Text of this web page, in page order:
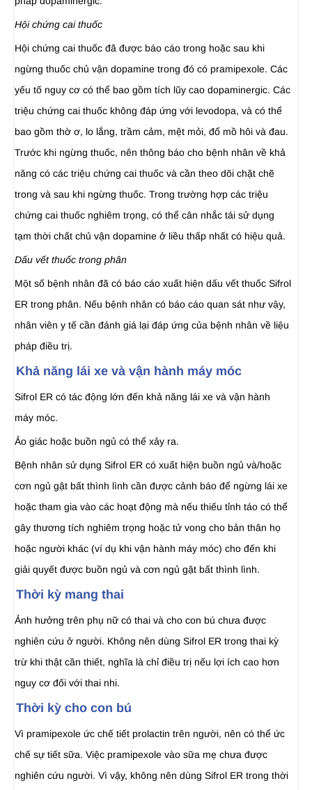
Hội chứng cai thuốc
Hội chứng cai thuốc đã được báo cáo trong hoặc sau khi
ngừng thuốc chủ vận dopamine trong đó có pramipexole. Các
yếu tố nguy cơ có thể bao gồm tích lũy cao dopaminergic. Các
triệu chứng cai thuốc không đáp ứng với levodopa, và có thể
bao gồm thờ ơ, lo lắng, trầm cảm, mệt mỏi, đổ mồ hôi và đau.
Trước khi ngừng thuốc, nên thông báo cho bệnh nhân về khả
năng có các triệu chứng cai thuốc và cần theo dõi chặt chẽ
trong và sau khi ngừng thuốc. Trong trường hợp các triệu
chứng cai thuốc nghiêm trọng, có thể cân nhắc tái sử dụng
tạm thời chất chủ vận dopamine ở liều thấp nhất có hiệu quả.
Dấu vết thuốc trong phân
Một số bệnh nhân đã có báo cáo xuất hiện dấu vết thuốc Sifrol
ER trong phân. Nếu bệnh nhân có báo cáo quan sát như vậy,
nhân viên y tế cần đánh giá lại đáp ứng của bệnh nhân về liệu
pháp điều trị.
Khả năng lái xe và vận hành máy móc
Sifrol ER có tác động lớn đến khả năng lái xe và vận hành
máy móc.
Ảo giác hoặc buồn ngủ có thể xảy ra.
Bệnh nhân sử dụng Sifrol ER có xuất hiện buồn ngủ và/hoặc
cơn ngủ gật bất thình lình cần được cảnh báo để ngừng lái xe
hoặc tham gia vào các hoạt động mà nếu thiếu tỉnh táo có thể
gây thương tích nghiêm trọng hoặc tử vong cho bản thân họ
hoặc người khác (ví dụ khi vận hành máy móc) cho đến khi
giải quyết được buồn ngủ và cơn ngủ gật bất thình lình.
Thời kỳ mang thai
Ảnh hưởng trên phụ nữ có thai và cho con bú chưa được
nghiên cứu ở người. Không nên dùng Sifrol ER trong thai kỳ
trừ khi thật cần thiết, nghĩa là chỉ điều trị nếu lợi ích cao hơn
nguy cơ đối với thai nhi.
Thời kỳ cho con bú
Vì pramipexole ức chế tiết prolactin trên người, nên có thể ức
chế sự tiết sữa. Việc pramipexole vào sữa mẹ chưa được
nghiên cứu người. Vì vậy, không nên dùng Sifrol ER trong thời